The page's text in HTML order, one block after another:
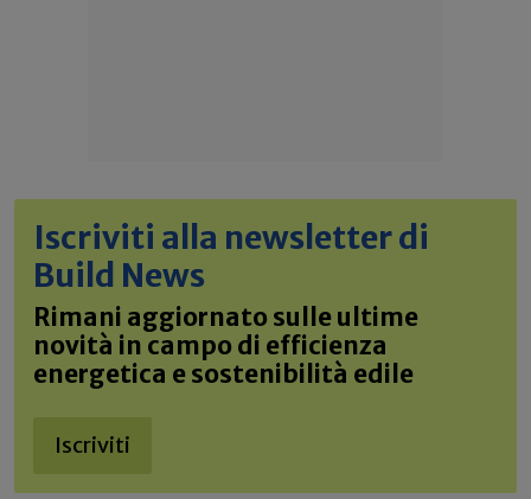
Iscriviti alla newsletter di
Build News
Rimani aggiornato sulle ultime
novità in campo di efficienza
energetica e sostenibilità edile
Iscriviti